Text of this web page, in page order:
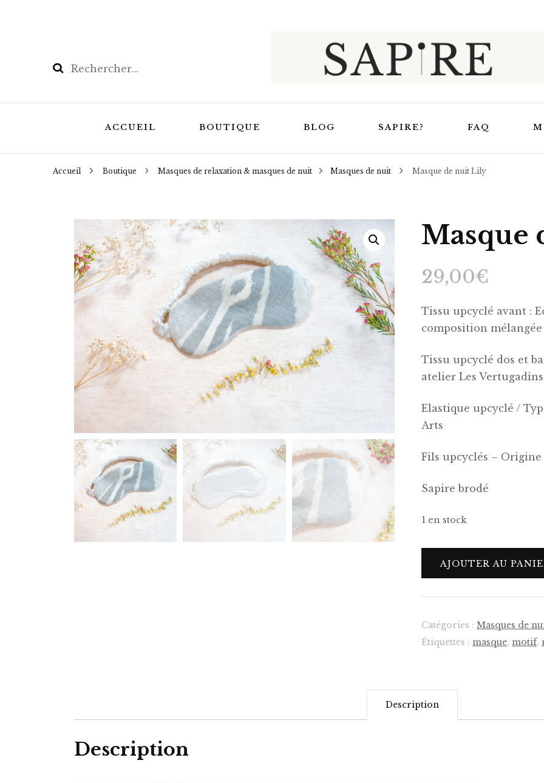
Rechercher :
Sapire
ACCUEIL BOUTIQUE
Les Coffrets
masques de nuit
Masques de relaxation
Masques de nuit
Bouillottes Nuage
Ensembles Bouillotte
Nuage & Housse
Housse Nuage seule
Chouchous
Les Coffrets
Baby Scrunch’s
La Gamme Petite
Les
Sacs Week End
Pochettes couture
Bons d’achat
Panier
BLOG
Trucs et astuces
plus sur Sapire
SAPIRE? FAQ
Accueil Boutique Masques de relaxation & masques de nuit Masques de nuit Masque de nuit Lily
Masque
29,00€
Tissu upcyclé avant :
composition mélangée
Tissu upcyclé dos et
atelier Les Vertugadins
Elastique upcyclé /
Arts
Fils upcyclés – Origine
Sapire brodé
1 en stock
quantité
de
Lily
AJOUTER AU
Catégories : Masques de
Étiquettes : masque, motif,
Description
Description